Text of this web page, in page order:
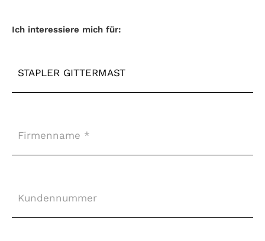
Maschinentyp *
Ich interessiere mich für: